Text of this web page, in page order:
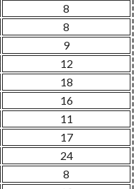
8
8
9
12
18
16
11
17
24
8